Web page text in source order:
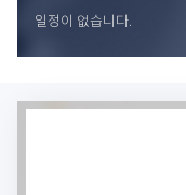
일정이 없습니다.